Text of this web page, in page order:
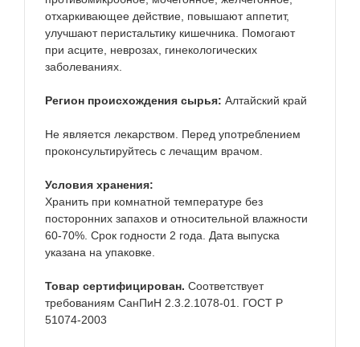
отхаркивающее действие, повышают аппетит,
улучшают перистальтику кишечника. Помогают
при асците, неврозах, гинекологических
заболеваниях.
Регион происхождения сырья: Алтайский край
Не является лекарством. Перед употреблением
проконсультируйтесь с лечащим врачом.
Условия хранения:
Хранить при комнатной температуре без
посторонних запахов и относительной влажности
60-70%. Срок годности 2 года. Дата выпуска
указана на упаковке.
Товар сертифицирован. Соответствует
требованиям СанПиН 2.3.2.1078-01. ГОСТ Р
51074-2003